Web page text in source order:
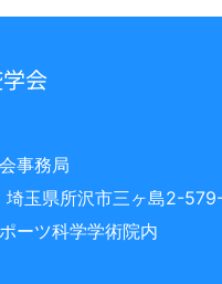
会
事務局
玉県所沢市三ヶ島2-
ーツ科学学術院内